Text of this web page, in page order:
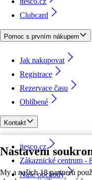
Nastavení
My a našich 18 partnerů
Clubcard
Pomoc s prvním nákupem
Jak nakupovat
Registrace
Rezervace času
Oblíbené
Kontakt
itesco.cz
Zákaznické centrum -
Naše obchody